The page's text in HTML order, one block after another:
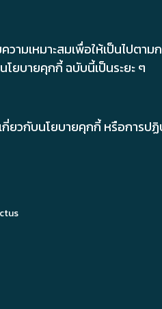
ามเหมาะสมเพื่อให้เป็นไป
โยบายคุกกี้ ฉบับนี้เป็นระยะ ๆ
กี่ยวกับนโยบายคุกกี้ หรือกา